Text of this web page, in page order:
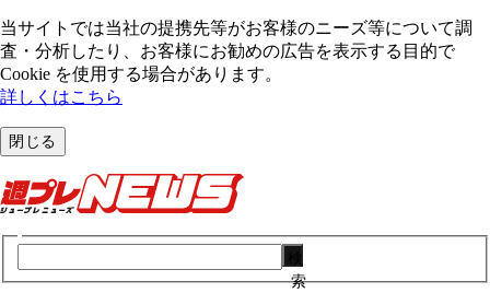
当サイトでは当社の提携先等がお客様のニーズ等について調
査・分析したり、お客様にお勧めの広告を表⽰する⽬的で
Cookie を使⽤する場合があります。
詳しくはこちら
閉じる
索